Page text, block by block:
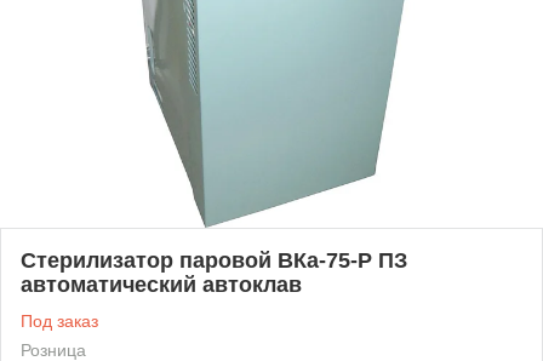
Стерилизатор паровой ВКа-75-Р ПЗ
автоматический автоклав
Под заказ
Розница